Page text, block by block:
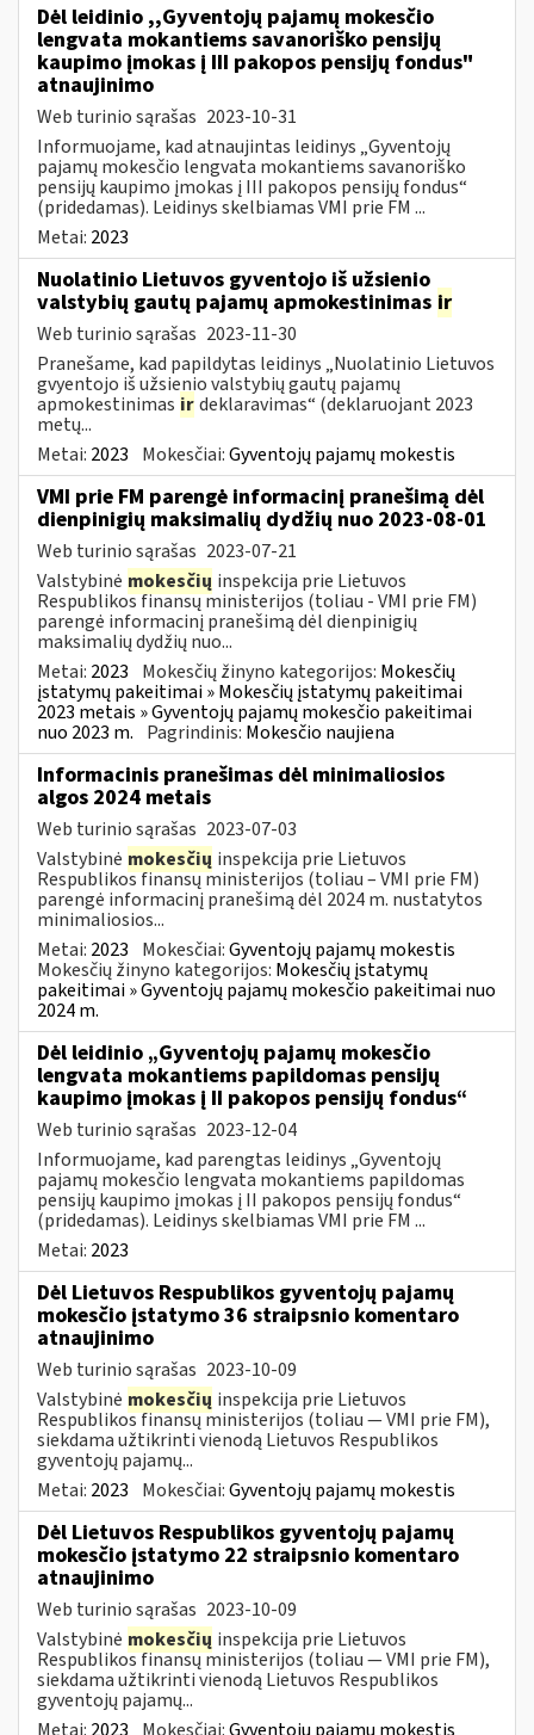
Dėl leidinio ,,Gyventojų pajamų mokesčio
lengvata mokantiems savanoriško pensijų
kaupimo įmokas į III pakopos pensijų fondus"
atnaujinimo
Web turinio sąrašas 2023-10-31
Informuojame, kad atnaujintas leidinys „Gyventojų
pajamų mokesčio lengvata mokantiems savanoriško
pensijų kaupimo įmokas į III pakopos pensijų fondus“
(pridedamas). Leidinys skelbiamas VMI prie FM ...
Metai: 2023
Nuolatinio Lietuvos gyventojo iš užsienio
valstybių gautų pajamų apmokestinimas ir
Web turinio sąrašas 2023-11-30
Pranešame, kad papildytas leidinys „Nuolatinio Lietuvos
gvyentojo iš užsienio valstybių gautų pajamų
apmokestinimas irdeklaravimas“ (deklaruojant 2023
metų...
Metai: 2023 Mokesčiai:Gyventojų pajamų mokestis
VMI prie FM parengė informacinį pranešimą dėl
dienpinigių maksimalių dydžių nuo 2023-08-01
Web turinio sąrašas 2023-07-21
Valstybinė mokesčių inspekcija prie Lietuvos
Respublikos finansų ministerijos (toliau - VMI prie FM)
parengė informacinį pranešimą dėl dienpinigių
maksimalių dydžių nuo...
Metai: 2023 Mokesčių žinyno kategorijos: Mokesčių
įstatymų pakeitimai » Mokesčių įstatymų pakeitimai
2023 metais » Gyventojų pajamų mokesčio pakeitimai
nuo 2023 m. Pagrindinis: Mokesčio naujiena
Informacinis pranešimas dėl minimaliosios
algos 2024 metais
Web turinio sąrašas 2023-07-03
Valstybinė mokesčių inspekcija prie Lietuvos
Respublikos finansų ministerijos (toliau – VMI prie FM)
parengė informacinį pranešimą dėl 2024 m. nustatytos
minimaliosios...
Metai: 2023 Mokesčiai:Gyventojų pajamų mokestis
Mokesčių žinyno kategorijos: Mokesčių įstatymų
pakeitimai » Gyventojų pajamų mokesčio pakeitimai nuo
2024 m.
Dėl leidinio „Gyventojų pajamų mokesčio
lengvata mokantiems papildomas pensijų
kaupimo įmokas į II pakopos pensijų fondus“
Web turinio sąrašas 2023-12-04
Informuojame, kad parengtas leidinys „Gyventojų
pajamų mokesčio lengvata mokantiems papildomas
pensijų kaupimo įmokas į II pakopos pensijų fondus“
(pridedamas). Leidinys skelbiamas VMI prie FM ...
Metai: 2023
Dėl Lietuvos Respublikos gyventojų pajamų
mokesčio įstatymo 36 straipsnio komentaro
atnaujinimo
Web turinio sąrašas 2023-10-09
Valstybinė mokesčių inspekcija prie Lietuvos
Respublikos finansų ministerijos (toliau — VMI prie FM),
siekdama užtikrinti vienodą Lietuvos Respublikos
gyventojų pajamų...
Metai: 2023 Mokesčiai:Gyventojų pajamų mokestis
Dėl Lietuvos Respublikos gyventojų pajamų
mokesčio įstatymo 22 straipsnio komentaro
atnaujinimo
Web turinio sąrašas 2023-10-09
Valstybinė mokesčių inspekcija prie Lietuvos
Respublikos finansų ministerijos (toliau — VMI prie FM),
siekdama užtikrinti vienodą Lietuvos Respublikos
gyventojų pajamų...
Metai: 2023 Mokesčiai:Gyventojų pajamų mokestis